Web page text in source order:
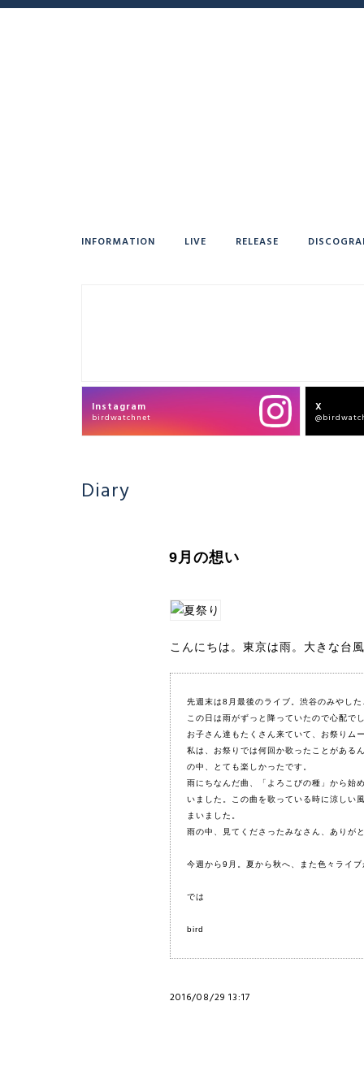
INFORMATION LIVE RELEASE
Instagram
birdwatchnet
X
Diary
9月の想い
こんにちは。東京は雨。大きな台
先週末は8月最後のライブ。 渋谷のみやし
この日は雨がずっと降っていたので心配で
お子さん達もたくさん来ていて、お祭りム
私は、お祭りでは何回か歌ったことがある
の中、とても楽しかったです。
雨にちなんだ曲、
「よろこびの種」 から始
いました。この曲を歌っている時に涼しい
まいました。
雨の中、見てくださったみなさん、ありが
今週から9月。夏から秋へ、 また色々ライ
では
bird
2016/08/29 13:17